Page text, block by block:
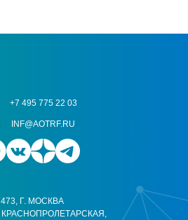
Г. МОСКВА
КРАСНОПРОЛЕТАРСКАЯ,
+7 495 775 22 03
INF@AOTRF.RU